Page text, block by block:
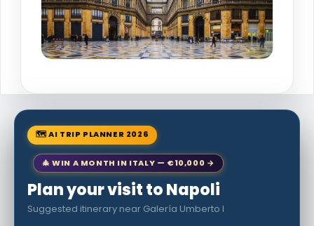
🗺 AI TRIP PLANNER 2026
🎄 WIN A MONTH IN ITALY — €10,000 →
Plan your visit to Napoli
Suggested itinerary near Galería Umberto I